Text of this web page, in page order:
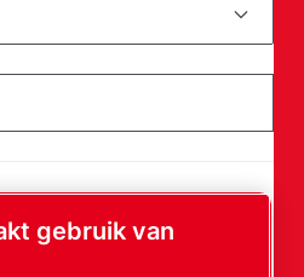
dienen, kan Leybold contact
gebruik van